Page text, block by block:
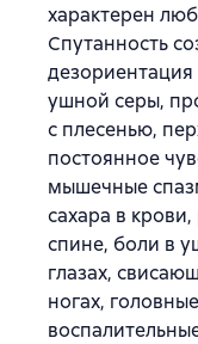
характерен
Спутанность
дезориентация
ушной серы,
с плесенью,
постоянное
мышечные
сахара в
спине, боли в
глазах,
ногах,